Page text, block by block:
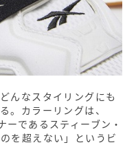
んなスタイリングにも
。カラーリングは、
ーであるスティーブン・
を超えない」というビ